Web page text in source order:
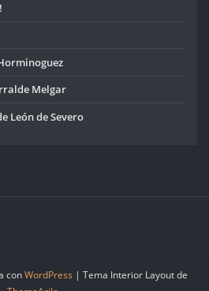
Melgar
León de Severo
conWordPress | Tema Interior Layout de